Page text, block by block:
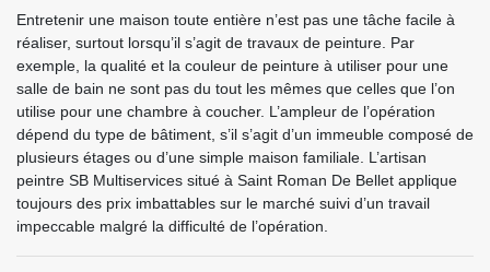
Entretenir une maison toute entière n’est pas une tâche facile à
réaliser, surtout lorsqu’il s’agit de travaux de peinture. Par
exemple, la qualité et la couleur de peinture à utiliser pour une
salle de bain ne sont pas du tout les mêmes que celles que l’on
utilise pour une chambre à coucher. L’ampleur de l’opération
dépend du type de bâtiment, s’il s’agit d’un immeuble composé de
plusieurs étages ou d’une simple maison familiale. L’artisan
peintre SB Multiservices situé à Saint Roman De Bellet applique
toujours des prix imbattables sur le marché suivi d’un travail
impeccable malgré la difficulté de l’opération.